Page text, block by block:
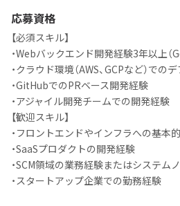
応募資格
【必須スキル】
・Webバックエンド開発経験3年以上（
・クラウド環境（AWS、GCPなど）での
・GitHubでのPRベース開発経験
・アジャイル開発チームでの開発経験
【歓迎スキル】
・フロントエンドやインフラへの基本
・SaaSプロダクトの開発経験
・SCM領域の業務経験またはシステム
・スタートアップ企業での勤務経験